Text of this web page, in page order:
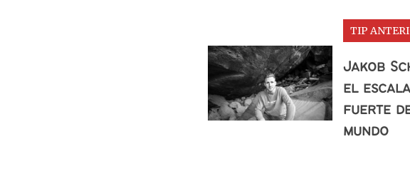
TIP
Jakob
el
fuerte
mundo